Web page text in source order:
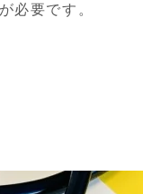
必要です。